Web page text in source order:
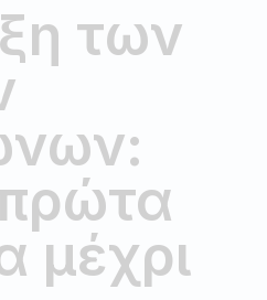
των
μέχρι